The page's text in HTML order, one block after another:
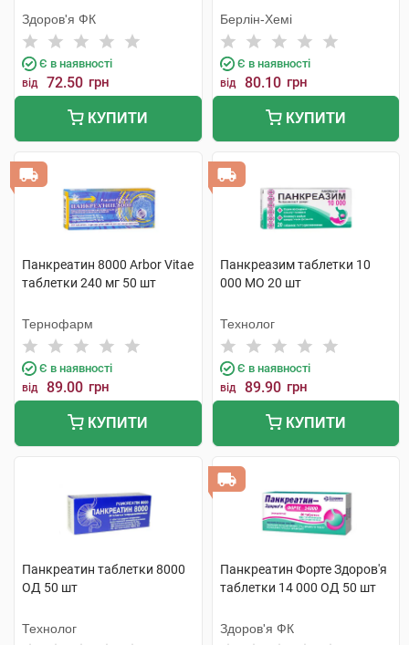
Здоров'я ФК
Є в наявності
від 72.50 грн
КУПИТИ
Берлін-Хемі
Є в наявності
від 80.10 грн
КУПИТИ
Панкреатин 8000 Arbor Vitae
таблетки 240 мг 50 шт
Тернофарм
Є в наявності
від 89.00 грн
КУПИТИ
Панкреазим таблетки 10
000 МО 20 шт
Технолог
Є в наявності
від 89.90 грн
КУПИТИ
Панкреатин таблетки 8000
ОД 50 шт
Технолог
Панкреатин Форте Здоров'я
таблетки 14 000 ОД 50 шт
Здоров'я ФК